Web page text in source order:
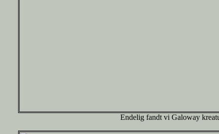
Endelig fandt vi Galoway